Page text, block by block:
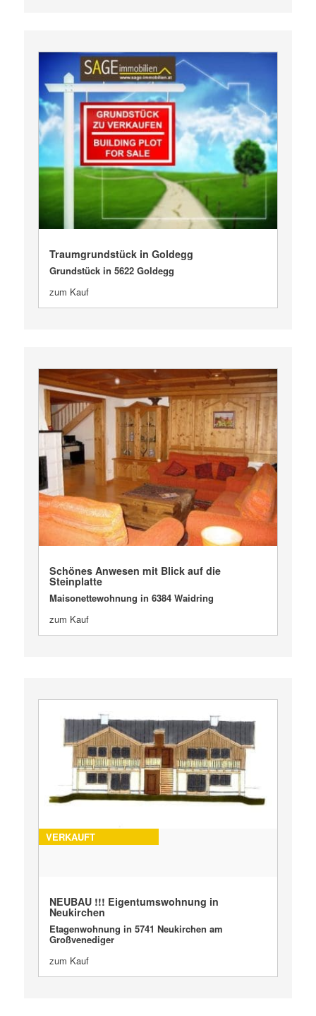
Traumgrundstück in Goldegg
Grundstück in 5622 Goldegg
zum Kauf
Schönes Anwesen mit Blick auf die
Steinplatte
Maisonettewohnung in 6384 Waidring
zum Kauf
VERKAUFT
NEUBAU !!! Eigentumswohnung in
Neukirchen
Etagenwohnung in 5741 Neukirchen am
Großvenediger
zum Kauf